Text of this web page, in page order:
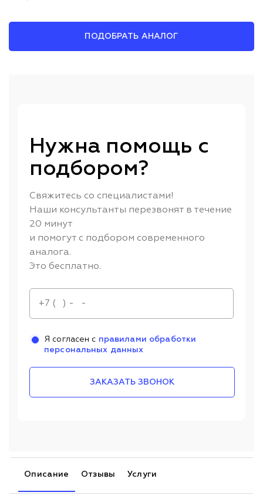
ПОДОБРАТЬ АНАЛОГ
Нужна помощь с
подбором?
Свяжитесь со специалистами!
Наши консультанты перезвонят в течение
20 минут
и помогут с подбором современного
аналога.
Это бесплатно.
Я согласен с правилами обработки
персональных данных
ЗАКАЗАТЬ ЗВОНОК
Описание Отзывы Услуги